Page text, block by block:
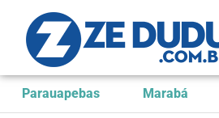
Parauapebas Marabá